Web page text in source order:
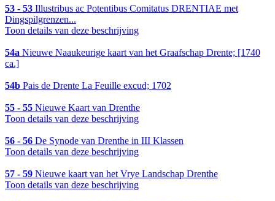
53 - 53 Illustribus ac Potentibus Comitatus DRENTIAE met
Dingspilgrenzen...
Toon details van deze beschrijving
54a Nieuwe Naaukeurige kaart van het Graafschap Drente; [1740
ca.]
54b Pais de Drente La Feuille excud; 1702
55 - 55 Nieuwe Kaart van Drenthe
Toon details van deze beschrijving
56 - 56 De Synode van Drenthe in III Klassen
Toon details van deze beschrijving
57 - 59 Nieuwe kaart van het Vrye Landschap Drenthe
Toon details van deze beschrijving